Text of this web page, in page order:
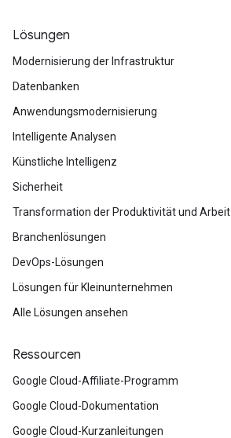
Lösungen
Modernisierung der Infrastruktur
Datenbanken
Anwendungsmodernisierung
Intelligente Analysen
Künstliche Intelligenz
Sicherheit
Transformation der Produktivität und Arbeit
Branchenlösungen
DevOps-Lösungen
Lösungen für Kleinunternehmen
Alle Lösungen ansehen
Ressourcen
Google Cloud-Affiliate-Programm
Google Cloud-Dokumentation
Google Cloud-Kurzanleitungen